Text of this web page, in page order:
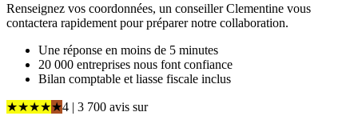
Renseignez vos coordonnées, un conseiller Clementine vous
contactera rapidement pour préparer notre collaboration.
Une réponse en moins de 5 minutes
20 000 entreprises nous font confiance
Bilan comptable et liasse fiscale inclus
★★★★★4 | 3 700 avis sur